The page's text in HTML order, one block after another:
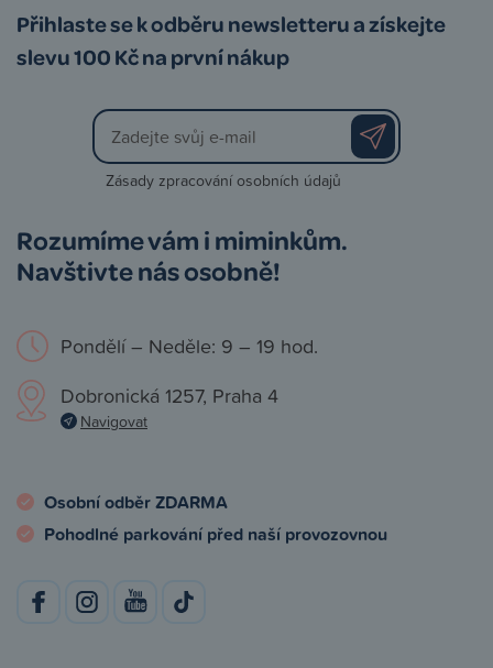
Přihlaste se k odběru newsletteru a získejte
slevu 100 Kč na první nákup
Zásady zpracování osobních údajů
Rozumíme vám i miminkům.
Navštivte nás osobně!
Pondělí – Neděle: 9 – 19 hod.
Dobronická 1257, Praha 4
Navigovat
Osobní odběr ZDARMA
Pohodlné parkování před naší provozovnou